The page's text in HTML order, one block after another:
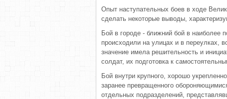
Опыт наступательных боев в ходе
сделать некоторые выводы,
Бой в городе - ближний бой в наиболее
происходили на улицах и в переулках,
значение имела решительность и
солдат, их подготовка к
Бой внутри крупного, хорошо
заранее превращенного
отдельных подразделений,